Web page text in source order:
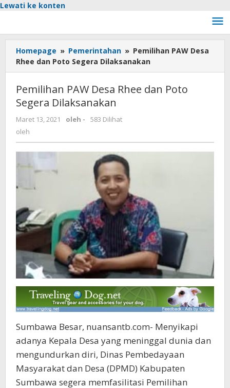
Lewati ke konten
Homepage » Pemerintahan » Pemilihan PAW Desa
Rhee dan Poto Segera Dilaksanakan
Pemilihan PAW Desa Rhee dan Poto
Segera Dilaksanakan
Maret 13, 2021 oleh -
583 Dilihat
oleh
Sumbawa Besar, nuansantb.com- Menyikapi
adanya Kepala Desa yang meninggal dunia dan
mengundurkan diri, Dinas Pembedayaan
Masyarakat dan Desa (DPMD) Kabupaten
Sumbawa segera memfasilitasi Pemilihan